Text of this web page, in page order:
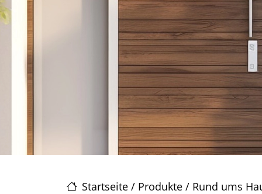
Startseite / Produkte / Rund ums